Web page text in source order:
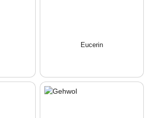
Eucerin